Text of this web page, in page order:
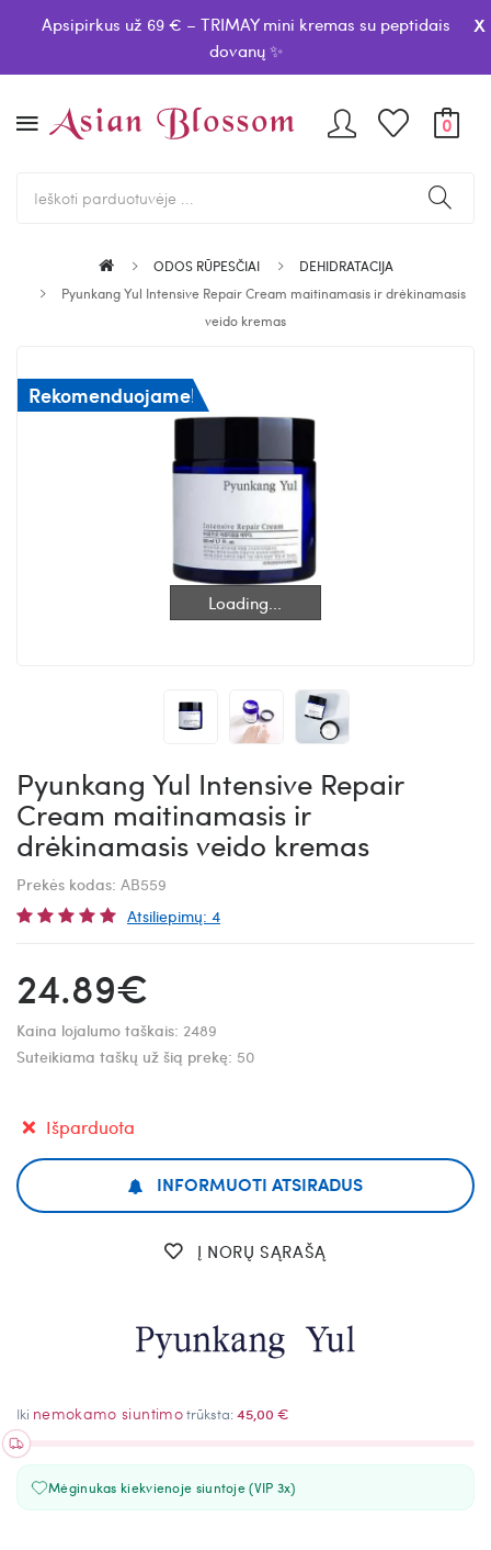
Apsipirkus už 69 € – TRIMAY mini kremas su peptidais
dovanų ✨
x
0
ODOS RŪPESČIAI
DEHIDRATACIJA
Pyunkang Yul Intensive Repair Cream maitinamasis ir drėkinamasis
veido kremas
Loading...
Loading...
Rekomenduojame!
Pyunkang Yul Intensive Repair
Cream maitinamasis ir
drėkinamasis veido kremas
Prekės kodas: AB559
Atsiliepimų: 4
24.89€
Kaina lojalumo taškais: 2489
Suteikiama taškų už šią prekę: 50
Išparduota
INFORMUOTI ATSIRADUS
Į NORŲ SĄRAŠĄ
Iki nemokamo siuntimotrūksta:45,00 €
Mėginukas kiekvienoje siuntoje (VIP 3x)